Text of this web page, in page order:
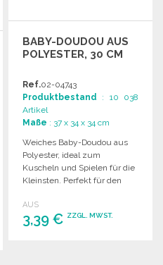
BABY-DOUDOU AUS
POLYESTER, 30 CM
Ref.02-04743
Produktbestand : 10 038
Artikel
Maße : 37 x 34 x 34 cm
Weiches Baby-Doudou aus
Polyester, ideal zum
Kuscheln und Spielen für die
Kleinsten. Perfekt für den
AUS
3,39 € ZZGL. MWST.